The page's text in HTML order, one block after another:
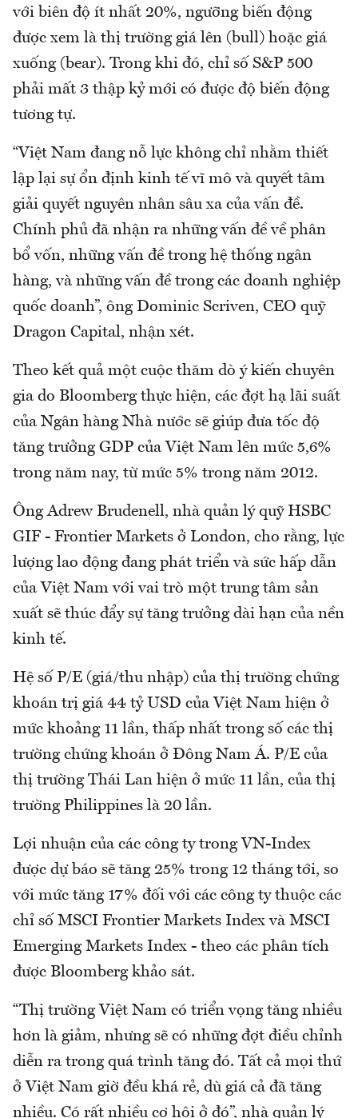
với biên độ ít nhất 20%, ngưỡng biến động
được xem là thị trường giá lên (bull) hoặc giá
xuống (bear). Trong khi đó, chỉ số S&P 500
phải mất 3 thập kỷ mới có được độ biến động
tương tự.
“Việt Nam đang nỗ lực không chỉ nhằm thiết
lập lại sự ổn định kinh tế vĩ mô và quyết tâm
giải quyết nguyên nhân sâu xa của vấn đề.
Chính phủ đã nhận ra những vấn đề về phân
bổ vốn, những vấn đề trong hệ thống ngân
hàng, và những vấn đề trong các doanh nghiệp
quốc doanh”, ông Dominic Scriven, CEO quỹ
Dragon Capital, nhận xét.
Theo kết quả một cuộc thăm dò ý kiến chuyên
gia do Bloomberg thực hiện, các đợt hạ lãi suất
của Ngân hàng Nhà nước sẽ giúp đưa tốc độ
tăng trưởng GDP của Việt Nam lên mức 5,6%
trong năm nay, từ mức 5% trong năm 2012.
Ông Adrew Brudenell, nhà quản lý quỹ HSBC
GIF - Frontier Markets ở London, cho rằng, lực
lượng lao động đang phát triển và sức hấp dẫn
của Việt Nam với vai trò một trung tâm sản
xuất sẽ thúc đẩy sự tăng trưởng dài hạn của nền
kinh tế.
Hệ số P/E (giá/thu nhập) của thị trường chứng
khoán trị giá 44 tỷ USD của Việt Nam hiện ở
mức khoảng 11 lần, thấp nhất trong số các thị
trường chứng khoán ở Đông Nam Á. P/E của
thị trường Thái Lan hiện ở mức 11 lần, của thị
trường Philippines là 20 lần.
Lợi nhuận của các công ty trong VN-Index
được dự báo sẽ tăng 25% trong 12 tháng tới, so
với mức tăng 17% đối với các công ty thuộc các
chỉ số MSCI Frontier Markets Index và MSCI
Emerging Markets Index - theo các phân tích
được Bloomberg khảo sát.
“Thị trường Việt Nam có triển vọng tăng nhiều
hơn là giảm, nhưng sẽ có những đợt điều chỉnh
diễn ra trong quá trình tăng đó. Tất cả mọi thứ
ở Việt Nam giờ đều khá rẻ, dù giá cả đã tăng
nhiều. Có rất nhiều cơ hội ở đó”, nhà quản lý